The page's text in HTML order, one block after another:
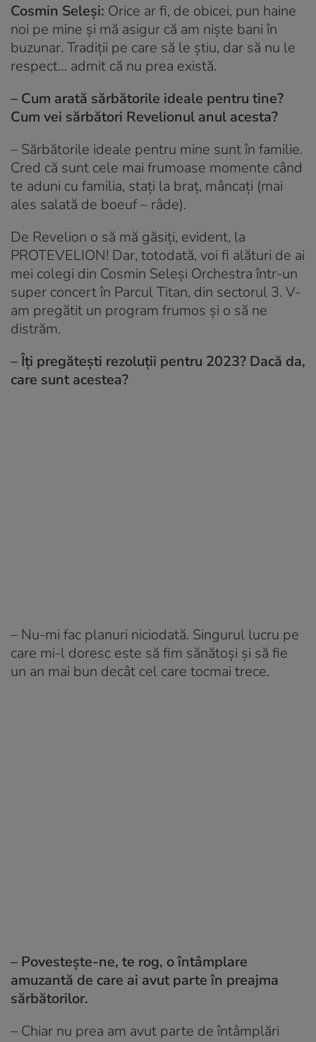
Cosmin Seleși: Orice ar fi, de obicei, pun haine
noi pe mine și mă asigur că am niște bani în
buzunar. Tradiții pe care să le știu, dar să nu le
respect… admit că nu prea există.
– Cum arată sărbătorile ideale pentru tine?
Cum vei sărbători Revelionul anul acesta?
– Sărbătorile ideale pentru mine sunt în familie.
Cred că sunt cele mai frumoase momente când
te aduni cu familia, stați la braț, mâncați (mai
ales salată de boeuf – râde).
De Revelion o să mă găsiți, evident, la
PROTEVELION! Dar, totodată, voi fi alături de ai
mei colegi din Cosmin Seleși Orchestra într-un
super concert în Parcul Titan, din sectorul 3. V-
am pregătit un program frumos și o să ne
distrăm.
– Îți pregătești rezoluții pentru 2023? Dacă da,
care sunt acestea?
– Nu-mi fac planuri niciodată. Singurul lucru pe
care mi-l doresc este să fim sănătoși și să fie
un an mai bun decât cel care tocmai trece.
– Povestește-ne, te rog, o întâmplare
amuzantă de care ai avut parte în preajma
sărbătorilor.
– Chiar nu prea am avut parte de întâmplări